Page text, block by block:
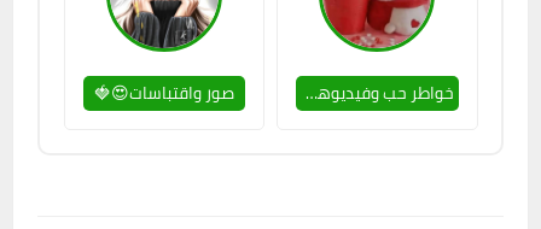
خواطر حب وفيديوهات😉💯 صور واقتباسات😍🍓